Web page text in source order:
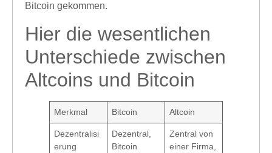
Bitcoin gekommen.
Hier die wesentlichen
Unterschiede zwischen
Altcoins und Bitcoin
Merkmal Bitcoin Altcoin
Dezentralisi
erung
Dezentral,
Bitcoin
Zentral von
einer Firma,